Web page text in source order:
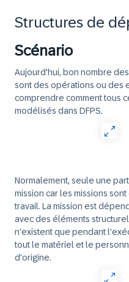
Structures de
Scénario
Aujourd'hui, bon nombre
sont des opérations ou des
comprendre comment tous
modélisés dans DFPS.
Normalement, seule une
mission car les missions
travail. La mission est
avec des éléments
n'existent que pendant
tout le matériel et le
d'origine.